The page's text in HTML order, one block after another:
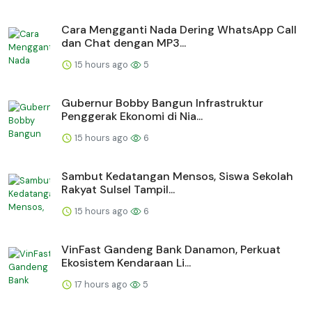
Cara Mengganti Nada Dering WhatsApp Call
dan Chat dengan MP3...
15 hours ago 5
Gubernur Bobby Bangun Infrastruktur
Penggerak Ekonomi di Nia...
15 hours ago 6
Sambut Kedatangan Mensos, Siswa Sekolah
Rakyat Sulsel Tampil...
15 hours ago 6
VinFast Gandeng Bank Danamon, Perkuat
Ekosistem Kendaraan Li...
17 hours ago 5